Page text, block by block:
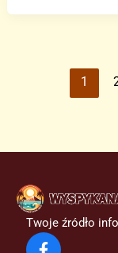
autostrady
Teneryfie
1
Twoje źródło